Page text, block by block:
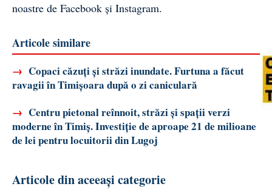
noastre de Facebook și Instagram.
Articole similare
→ Copaci căzuți și străzi inundate. Furtuna a făcut
ravagii în Timișoara după o zi caniculară
→ Centru pietonal reînnoit, străzi și spații verzi
moderne în Timiș. Investiție de aproape 21 de milioane
de lei pentru locuitorii din Lugoj
Articole din aceeași categorie